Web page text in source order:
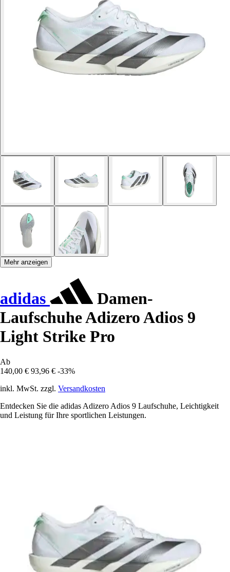
Mehr anzeigen
adidas
Damen-
Laufschuhe Adizero Adios 9
Light Strike Pro
Ab
140,00 € 93,96 € -33%
inkl. MwSt. zzgl. Versandkosten
Entdecken Sie die adidas Adizero Adios 9 Laufschuhe, Leichtigkeit
und Leistung für Ihre sportlichen Leistungen.